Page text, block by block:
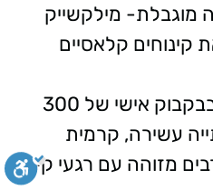
מילקשייק
קלאסיים
המילקשייקים מגיעים בבקבוק אישי של 300
עשירה, קרמית
מזוהה עם רגעי קיץ,